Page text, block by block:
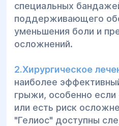
1.Первичный осмотр:
осмотр и пальпацию с
типа грыжи и ее
играет выяснение
пациента.
2.Диагностические
точной диагностики
специальных
поддерживающего
уменьшения боли и
осложнений.
2.Хирургическое
наиболее
грыжи, особенно если
или есть риск
"Гелиос" доступны